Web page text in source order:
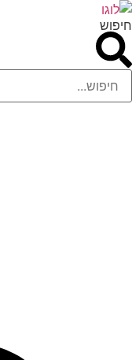
דלג
לתוכן
חיפוש